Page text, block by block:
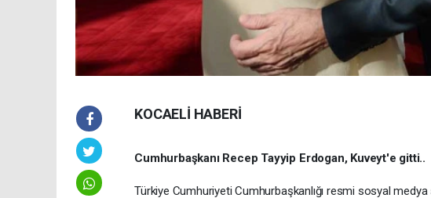
KOCAELİ HABERİ
Cumhurbaşkanı Recep Tayyip Erdogan, Kuveyt'e gitti..
Türkiye Cumhuriyeti Cumhurbaşkanlığı resmi sosyal